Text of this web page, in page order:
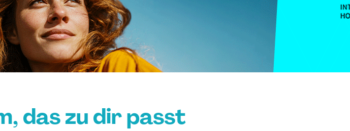
das zu dir passt